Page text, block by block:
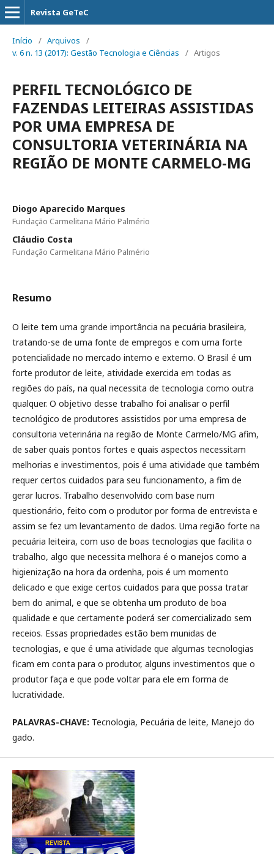
Revista GeTeC
Início / Arquivos
/
v. 6 n. 13 (2017): Gestão Tecnologia e Ciências
/ Artigos
PERFIL TECNOLÓGICO DE
FAZENDAS LEITEIRAS ASSISTIDAS
POR UMA EMPRESA DE
CONSULTORIA VETERINÁRIA NA
REGIÃO DE MONTE CARMELO-MG
Diogo Aparecido Marques
Fundação Carmelitana Mário Palmério
Cláudio Costa
Fundação Carmelitana Mário Palmério
Resumo
O leite tem uma grande importância na pecuária brasileira,
tratando-se de uma fonte de empregos e com uma forte
potencialidade no mercado interno e externo. O Brasil é um
forte produtor de leite, atividade exercida em todas as
regiões do país, na qual necessita de tecnologia como outra
qualquer. O objetivo desse trabalho foi analisar o perfil
tecnológico de produtores assistidos por uma empresa de
consultoria veterinária na região de Monte Carmelo/MG afim,
de saber quais pontos fortes e quais aspectos necessitam
melhorias e investimentos, pois é uma atividade que também
requer certos cuidados para seu funcionamento, a fim de
gerar lucros. Trabalho desenvolvido com base num
questionário, feito com o produtor por forma de entrevista e
assim se fez um levantamento de dados. Uma região forte na
pecuária leiteira, com uso de boas tecnologias que facilita o
trabalho, algo que necessita melhora é o manejos como a
higienização na hora da ordenha, pois é um momento
delicado e que exige certos cuidados para que possa tratar
bem do animal, e que se obtenha um produto de boa
qualidade e que certamente poderá ser comercializado sem
receios. Essas propriedades estão bem munidas de
tecnologias, e que é uma atividade que algumas tecnologias
ficam em conta para o produtor, alguns investimentos que o
produtor faça e que pode voltar para ele em forma de
lucratividade.
PALAVRAS-CHAVE: Tecnologia, Pecuária de leite, Manejo do
gado.